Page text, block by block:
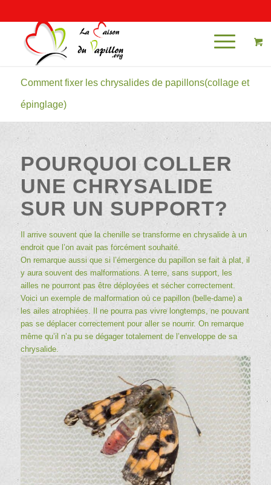
Comment fixer les chrysalides de papillons(collage et
épinglage)
POURQUOI COLLER
UNE CHRYSALIDE
SUR UN SUPPORT?
Il arrive souvent que la chenille se transforme en chrysalide à un
endroit que l’on avait pas forcément souhaité.
On remarque aussi que si l’émergence du papillon se fait à plat, il
y aura souvent des malformations. A terre, sans support, les
ailles ne pourront pas être déployées et sécher correctement.
Voici un exemple de malformation où ce papillon (belle-dame) a
les ailes atrophiées. Il ne pourra pas vivre longtemps, ne pouvant
pas se déplacer correctement pour aller se nourrir. On remarque
même qu’il n’a pu se dégager totalement de l’enveloppe de sa
chrysalide.